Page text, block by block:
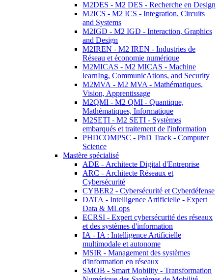
M2DES - M2 DES - Recherche en Design
M2ICS - M2 ICS - Integration, Circuits
and Systems
M2IGD - M2 IGD - Interaction, Graphics
and Design
M2IREN - M2 IREN - Industries de
Réseau et économie numérique
M2MICAS - M2 MICAS - Machine
learnIng, CommunicAtions, and Security
M2MVA - M2 MVA - Mathématiques,
Vision, Apprentissage
M2QMI - M2 QMI - Quantique,
Mathématiques, Informatique
M2SETI - M2 SETI - Systèmes
embarqués et traitement de l'information
PHDCOMPSC - PhD Track - Computer
Science
Mastère spécialisé
ADE - Architecte Digital d'Entreprise
ARC - Architecte Réseaux et
Cybersécurité
CYBER2 - Cybersécurité et Cyberdéfense
DATA - Intelligence Artificielle - Expert
Data & MLops
ECRSI - Expert cybersécurité des réseaux
et des systèmes d'information
IA - IA : Intelligence Artificielle
multimodale et autonome
MSIR - Management des systèmes
d'information en réseaux
SMOB - Smart Mobility - Transformation